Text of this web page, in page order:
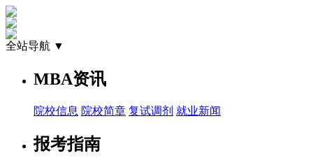
全站导航 ▼
MBA资讯
院校信息 院校简章 复试调剂 就业新闻
报考指南